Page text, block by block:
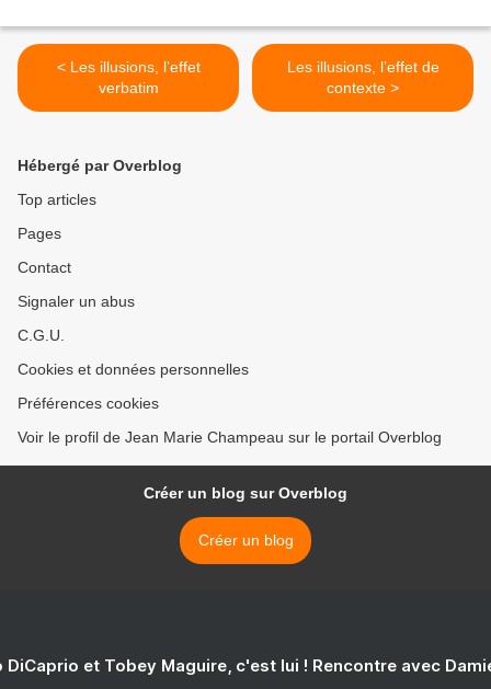
< Les illusions, l’effet
verbatim
Les illusions, l’effet de
contexte >
Hébergé par Overblog
Top articles
Pages
Contact
Signaler un abus
C.G.U.
Cookies et données personnelles
Préférences cookies
Voir le profil de Jean Marie Champeau sur le portail Overblog
Créer un blog sur Overblog
Créer un blog
DiCaprio et Tobey Maguire, c'est lui ! Rencontre avec